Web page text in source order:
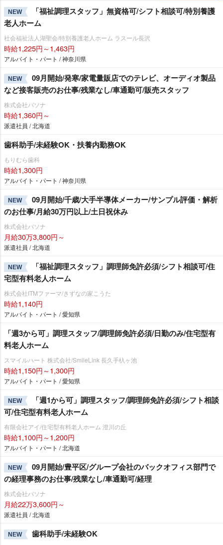
NEW
「福祉調理スタッフ」無資格可/シフト相談可/特別養護
老人ホーム
社会福祉法人湖聖会/特別養護老人ホーム ラスール長沢
時給1,225円～1,463円
アルバイト・パート / 神奈川県
NEW
09月開始/発寒/家電量販店でのテレビ、オーディオ製品
など接客販売のお仕事/残業なし/車通勤可/販売スタッフ
株式会社パソナ
時給1,360円～
派遣社員 / 北海道
歯科助手/未経験OK・扶養内勤務OK
もりむら歯科
時給1,300円
アルバイト・パート / 神奈川県
NEW
09月開始/千歳/大手半導体メーカー/サンプル評価・解析
のお仕事/月給30万円以上/土日祝休み
株式会社パソナ
月給30万3,800円～
派遣社員 / 北海道
NEW
「福祉調理スタッフ」調理師免許必須/シフト相談可/住
宅型有料老人ホーム
株式会社ITMファーマ/きずなの家こうた
時給1,140円
アルバイト・パート / 愛知県
「週3から可」調理スタッフ/調理師免許必須/日勤のみ/住宅型有
料老人ホーム
スマイルハート 株式会社/SmileLink 長久手杁ヶ池
時給1,150円～1,300円
アルバイト・パート / 愛知県
NEW
「週1から可」調理スタッフ/調理師免許必須/シフト相談
可/住宅型有料老人ホーム
有限会社アイ/住宅型有料老人ホーム 澄川の丘
時給1,100円～1,200円
アルバイト・パート / 北海道
NEW
09月開始/豊平区/グループ会社のバックオフィス部門で
の経理事務のお仕事/残業なし/車通勤可/経理
株式会社パソナ
月給22万3,600円～
派遣社員 / 北海道
NEW 歯科助手/未経験OK